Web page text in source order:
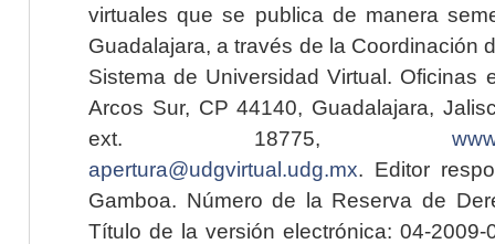
virtuales que se publica de manera
Guadalajara, a través de la Coordinación
Sistema de Universidad Virtual. Oficinas
Arcos Sur, CP 44140, Guadalajara,
ext. 18775,
apertura@udgvirtual.udg.mx. Editor
Gamboa. Número de la Reserva de
Título de la versión electrónica: 04-2009-